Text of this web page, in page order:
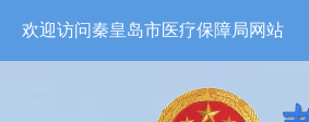
欢迎访问秦皇岛市医疗保障局网站